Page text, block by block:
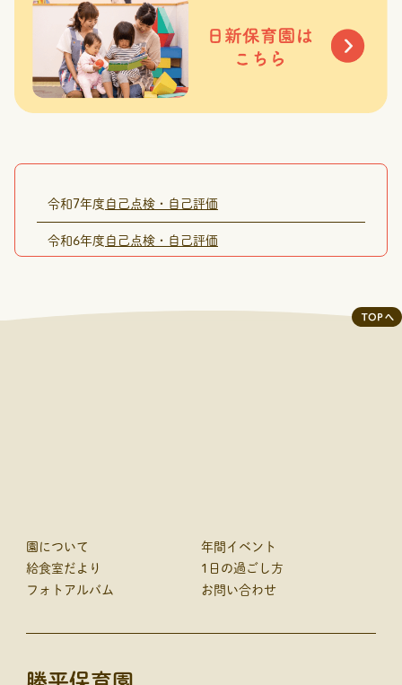
令和7年度 自己点検・自己評価
令和6年度 自己点検・自己評価
令和4年度自己点検・自己評価
園について
年間イベント
給食室だより
1日の過ごし方
フォトアルバム
お問い合わせ